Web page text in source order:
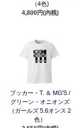
（4色)
4,800円(内税)
ブッカー・T. ＆ MG'S /
グリーン・オニオンズ
（ガールズ 5.6オンス 2
色）